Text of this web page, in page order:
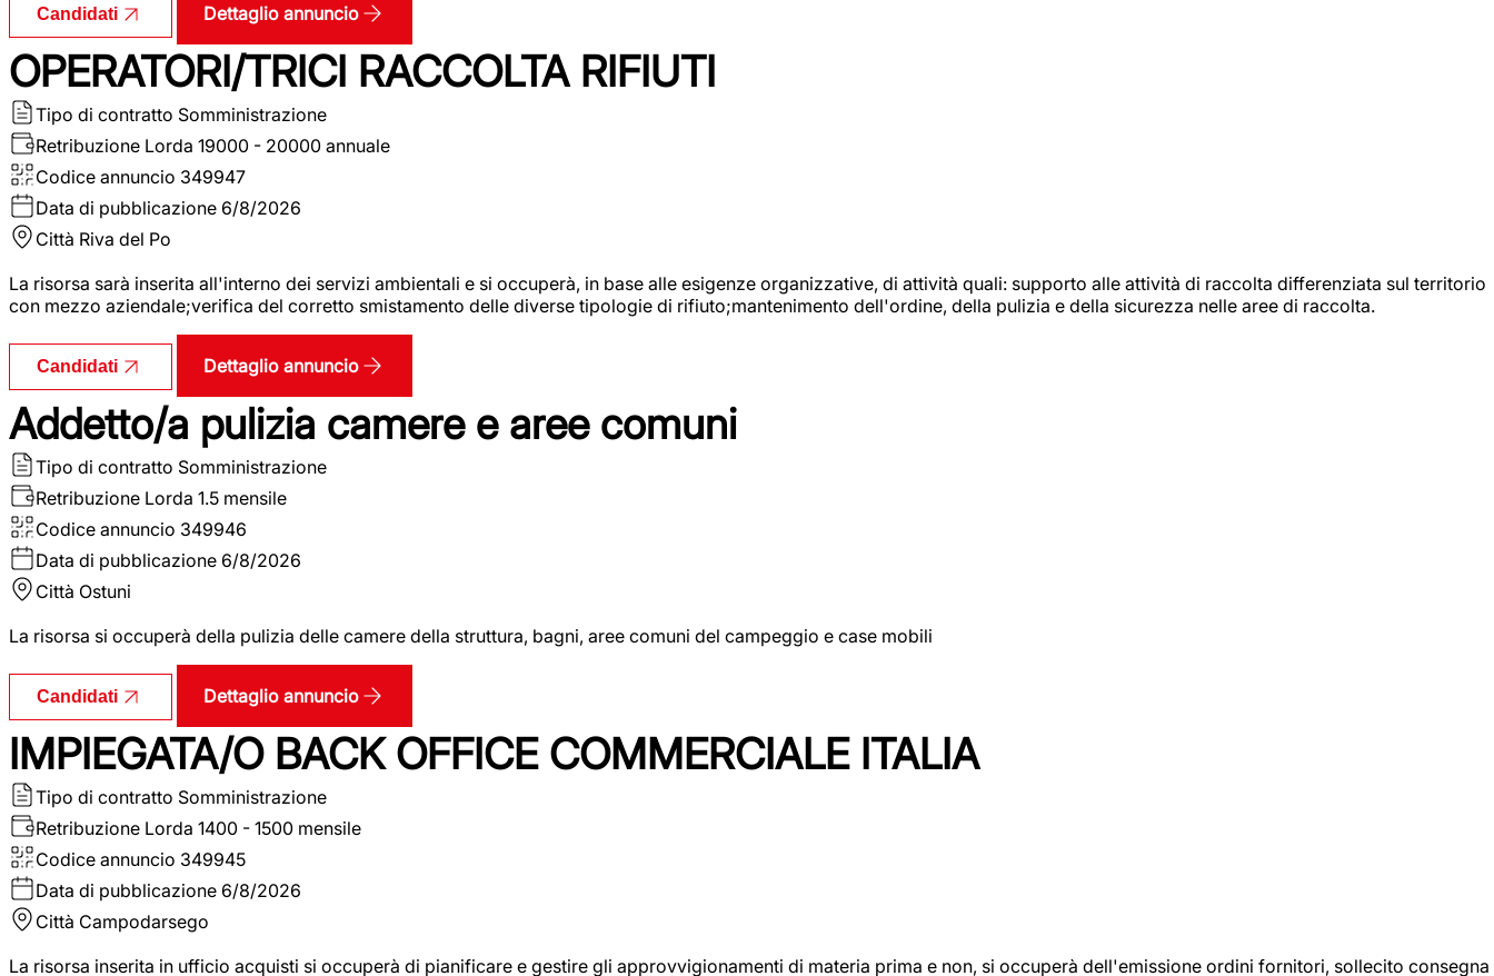
Candidati Dettaglio annuncio
OPERATORI/TRICI RACCOLTA RIFIUTI
Tipo di contratto Somministrazione
Retribuzione Lorda 19000 - 20000 annuale
Codice annuncio 349947
Data di pubblicazione 6/8/2026
Città Riva del Po
La risorsa sarà inserita all'interno dei servizi ambientali e si occuperà, in base alle esigenze organizzative, di attività quali: supporto alle attività di raccolta differenziata sul territorio
con mezzo aziendale;verifica del corretto smistamento delle diverse tipologie di rifiuto;mantenimento dell'ordine, della pulizia e della sicurezza nelle aree di raccolta.
Candidati Dettaglio annuncio
Addetto/a pulizia camere e aree comuni
Tipo di contratto Somministrazione
Retribuzione Lorda 1.5 mensile
Codice annuncio 349946
Data di pubblicazione 6/8/2026
Città Ostuni
La risorsa si occuperà della pulizia delle camere della struttura, bagni, aree comuni del campeggio e case mobili
Candidati Dettaglio annuncio
IMPIEGATA/O BACK OFFICE COMMERCIALE ITALIA
Tipo di contratto Somministrazione
Retribuzione Lorda 1400 - 1500 mensile
Codice annuncio 349945
Data di pubblicazione 6/8/2026
Città Campodarsego
La risorsa inserita in ufficio acquisti si occuperà di pianificare e gestire gli approvvigionamenti di materia prima e non, si occuperà dell'emissione ordini fornitori, sollecito consegna